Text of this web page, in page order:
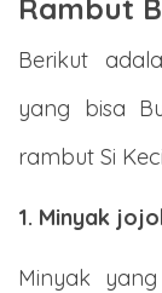
Rambut
Berikut
yang bisa
rambut Si
1. Minyak
Minyak